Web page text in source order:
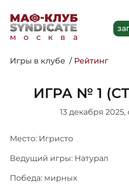
москва
Игры в клубе Рейтинг
ИГРА № 1
13 декабря 2025,
Место: Игристо
Ведущий игры: Натурал
Победа: мирных